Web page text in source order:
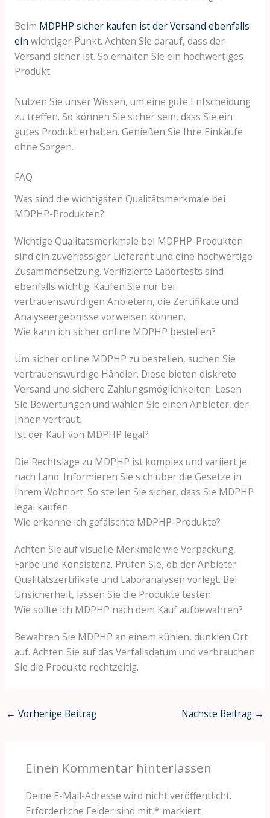
Beim MDPHP sicher kaufen ist der Versand ebenfalls
ein wichtiger Punkt. Achten Sie darauf, dass der
Versand sicher ist. So erhalten Sie ein hochwertiges
Produkt.
Nutzen Sie unser Wissen, um eine gute Entscheidung
zu treffen. So können Sie sicher sein, dass Sie ein
gutes Produkt erhalten. Genießen Sie Ihre Einkäufe
ohne Sorgen.
FAQ
Was sind die wichtigsten Qualitätsmerkmale bei
MDPHP-Produkten?
Wichtige Qualitätsmerkmale bei MDPHP-Produkten
sind ein zuverlässiger Lieferant und eine hochwertige
Zusammensetzung. Verifizierte Labortests sind
ebenfalls wichtig. Kaufen Sie nur bei
vertrauenswürdigen Anbietern, die Zertifikate und
Analyseergebnisse vorweisen können.
Wie kann ich sicher online MDPHP bestellen?
Um sicher online MDPHP zu bestellen, suchen Sie
vertrauenswürdige Händler. Diese bieten diskrete
Versand und sichere Zahlungsmöglichkeiten. Lesen
Sie Bewertungen und wählen Sie einen Anbieter, der
Ihnen vertraut.
Ist der Kauf von MDPHP legal?
Die Rechtslage zu MDPHP ist komplex und variiert je
nach Land. Informieren Sie sich über die Gesetze in
Ihrem Wohnort. So stellen Sie sicher, dass Sie MDPHP
legal kaufen.
Wie erkenne ich gefälschte MDPHP-Produkte?
Achten Sie auf visuelle Merkmale wie Verpackung,
Farbe und Konsistenz. Prüfen Sie, ob der Anbieter
Qualitätszertifikate und Laboranalysen vorlegt. Bei
Unsicherheit, lassen Sie die Produkte testen.
Wie sollte ich MDPHP nach dem Kauf aufbewahren?
Bewahren Sie MDPHP an einem kühlen, dunklen Ort
auf. Achten Sie auf das Verfallsdatum und verbrauchen
Sie die Produkte rechtzeitig.
← Vorherige Beitrag Nächste Beitrag →
Einen Kommentar hinterlassen
Deine E-Mail-Adresse wird nicht veröffentlicht.
Erforderliche Felder sind mit* markiert